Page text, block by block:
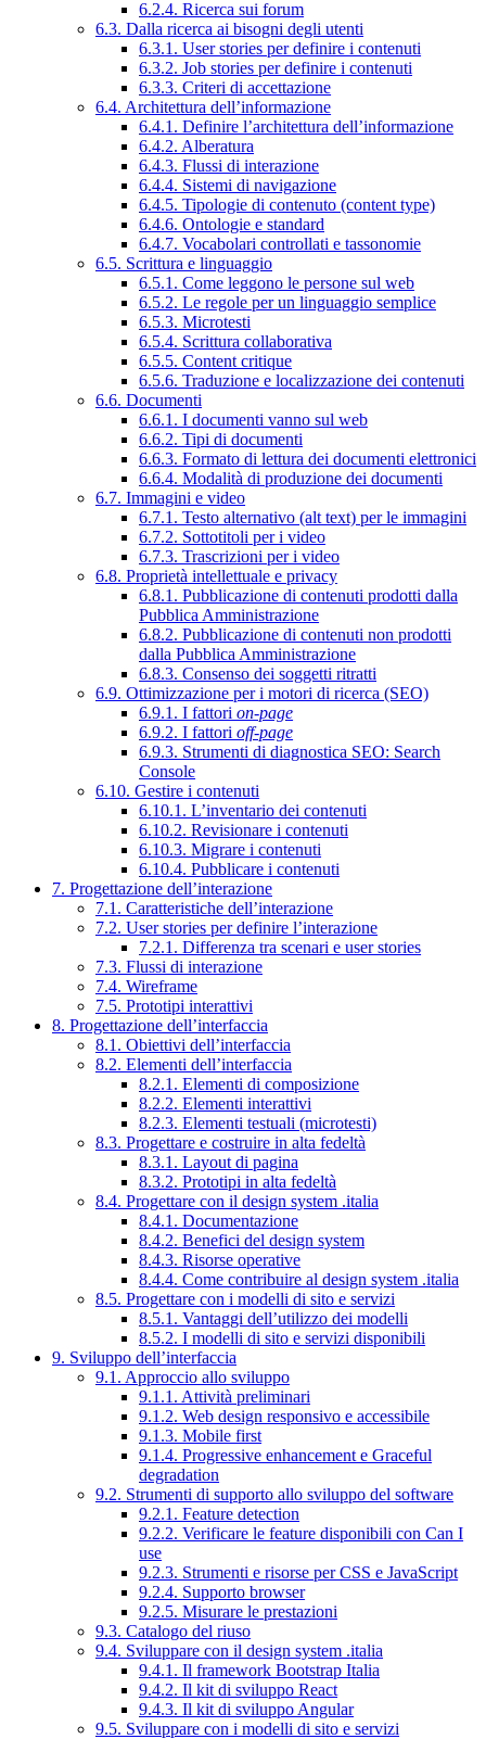
6.2.4. Ricerca sui forum
6.3. Dalla ricerca ai bisogni degli utenti
6.3.1. User stories per definire i contenuti
6.3.2. Job stories per definire i contenuti
6.3.3. Criteri di accettazione
6.4. Architettura dell’informazione
6.4.1. Definire l’architettura dell’informazione
6.4.2. Alberatura
6.4.3. Flussi di interazione
6.4.4. Sistemi di navigazione
6.4.5. Tipologie di contenuto (content type)
6.4.6. Ontologie e standard
6.4.7. Vocabolari controllati e tassonomie
6.5. Scrittura e linguaggio
6.5.1. Come leggono le persone sul web
6.5.2. Le regole per un linguaggio semplice
6.5.3. Microtesti
6.5.4. Scrittura collaborativa
6.5.5. Content critique
6.5.6. Traduzione e localizzazione dei contenuti
6.6. Documenti
6.6.1. I documenti vanno sul web
6.6.2. Tipi di documenti
6.6.3. Formato di lettura dei documenti elettronici
6.6.4. Modalità di produzione dei documenti
6.7. Immagini e video
6.7.1. Testo alternativo (alt text) per le immagini
6.7.2. Sottotitoli per i video
6.7.3. Trascrizioni per i video
6.8. Proprietà intellettuale e privacy
6.8.1. Pubblicazione di contenuti prodotti dalla
Pubblica Amministrazione
6.8.2. Pubblicazione di contenuti non prodotti
dalla Pubblica Amministrazione
6.8.3. Consenso dei soggetti ritratti
6.9. Ottimizzazione per i motori di ricerca (SEO)
6.9.1. I fattori on-page
6.9.2. I fattori off-page
6.9.3. Strumenti di diagnostica SEO: Search
Console
6.10. Gestire i contenuti
6.10.1. L’inventario dei contenuti
6.10.2. Revisionare i contenuti
6.10.3. Migrare i contenuti
6.10.4. Pubblicare i contenuti
7. Progettazione dell’interazione
7.1. Caratteristiche dell’interazione
7.2. User stories per definire l’interazione
7.2.1. Differenza tra scenari e user stories
7.3. Flussi di interazione
7.4. Wireframe
7.5. Prototipi interattivi
8. Progettazione dell’interfaccia
8.1. Obiettivi dell’interfaccia
8.2. Elementi dell’interfaccia
8.2.1. Elementi di composizione
8.2.2. Elementi interattivi
8.2.3. Elementi testuali (microtesti)
8.3. Progettare e costruire in alta fedeltà
8.3.1. Layout di pagina
8.3.2. Prototipi in alta fedeltà
8.4. Progettare con il design system .italia
8.4.1. Documentazione
8.4.2. Benefici del design system
8.4.3. Risorse operative
8.4.4. Come contribuire al design system .italia
8.5. Progettare con i modelli di sito e servizi
8.5.1. Vantaggi dell’utilizzo dei modelli
8.5.2. I modelli di sito e servizi disponibili
9. Sviluppo dell’interfaccia
9.1. Approccio allo sviluppo
9.1.1. Attività preliminari
9.1.2. Web design responsivo e accessibile
9.1.3. Mobile first
9.1.4. Progressive enhancement e Graceful
degradation
9.2. Strumenti di supporto allo sviluppo del software
9.2.1. Feature detection
9.2.2. Verificare le feature disponibili con Can I
use
9.2.3. Strumenti e risorse per CSS e JavaScript
9.2.4. Supporto browser
9.2.5. Misurare le prestazioni
9.3. Catalogo del riuso
9.4. Sviluppare con il design system .italia
9.4.1. Il framework Bootstrap Italia
9.4.2. Il kit di sviluppo React
9.4.3. Il kit di sviluppo Angular
9.5. Sviluppare con i modelli di sito e servizi